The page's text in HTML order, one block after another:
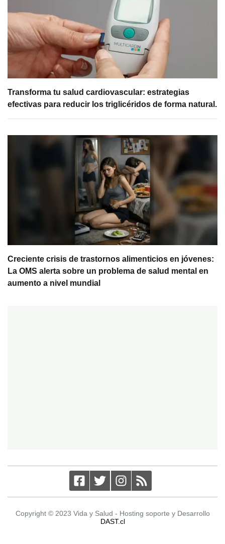
Transforma tu salud cardiovascular: estrategias
efectivas para reducir los triglicéridos de forma natural.
Creciente crisis de trastornos alimenticios en jóvenes:
La OMS alerta sobre un problema de salud mental en
aumento a nivel mundial
Copyright © 2023 Vida y Salud - Hosting soporte y Desarrollo
DAST.cl